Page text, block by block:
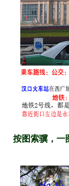
按图索骥，一